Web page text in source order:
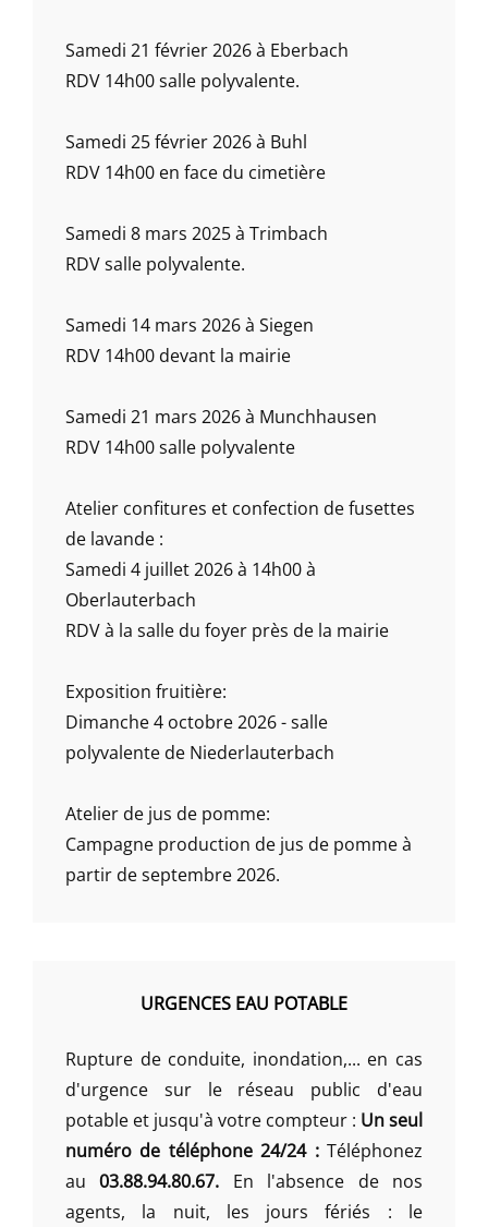
Samedi 21 février 2026 à Eberbach
RDV 14h00 salle polyvalente.
Samedi 25 février 2026 à Buhl
RDV 14h00 en face du cimetière
Samedi 8 mars 2025 à Trimbach
RDV salle polyvalente.
Samedi 14 mars 2026 à Siegen
RDV 14h00 devant la mairie
Samedi 21 mars 2026 à Munchhausen
RDV 14h00 salle polyvalente
Atelier confitures et confection de fusettes
de lavande :
Samedi 4 juillet 2026 à 14h00 à
Oberlauterbach
RDV à la salle du foyer près de la mairie
Exposition fruitière:
Dimanche 4 octobre 2026 - salle
polyvalente de Niederlauterbach
Atelier de jus de pomme:
Campagne production de jus de pomme à
partir de septembre 2026.
URGENCES EAU POTABLE
Rupture de conduite, inondation,... en cas
d'urgence sur le réseau public d'eau
potable et jusqu'à votre compteur : Un seul
numéro de téléphone 24/24 :Téléphonez
au03.88.94.80.67. En l'absence de nos
agents, la nuit, les jours fériés : le